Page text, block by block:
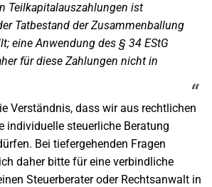
Teilkapitalauszahlungen ist
Tatbestand der Zusammenballung
eine Anwendung des § 34 EStG
für diese Zahlungen nicht in
Verständnis, dass wir aus rechtlichen
individuelle steuerliche Beratung
Bei tiefergehenden Fragen
daher bitte für eine verbindliche
Steuerberater oder Rechtsanwalt in